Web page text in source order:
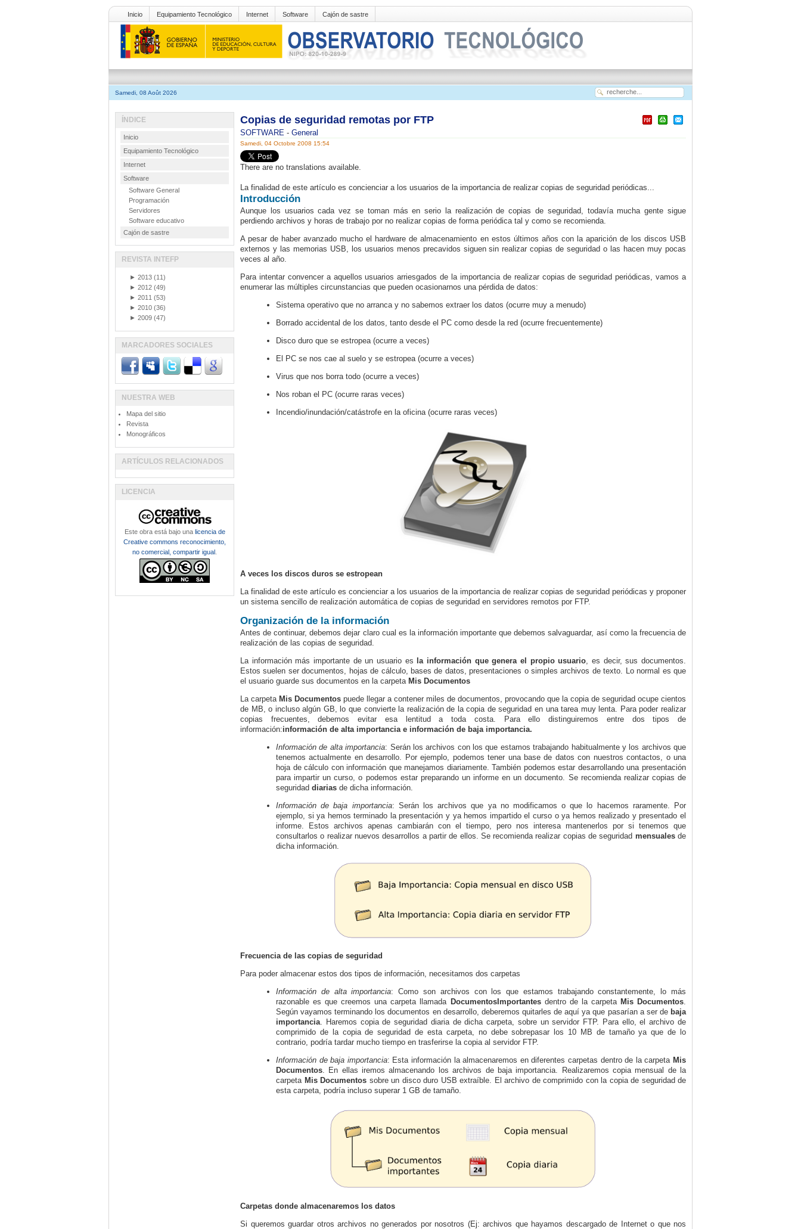
Inicio Equipamiento Tecnológico Internet Software Cajón de sastre
Samedi, 08 Août 2026
Copias de seguridad remotas por FTP
SOFTWARE - General
Samedi, 04 Octobre 2008 15:54
There are no translations available.
La finalidad de este artículo es concienciar a los usuarios de la importancia de realizar copias de seguridad periódicas...
Introducción
Aunque los usuarios cada vez se toman más en serio la realización de copias de seguridad, todavía mucha gente sigue
perdiendo archivos y horas de trabajo por no realizar copias de forma periódica tal y como se recomienda.
A pesar de haber avanzado mucho el hardware de almacenamiento en estos últimos años con la aparición de los discos USB
externos y las memorias USB, los usuarios menos precavidos siguen sin realizar copias de seguridad o las hacen muy pocas
veces al año.
Para intentar convencer a aquellos usuarios arriesgados de la importancia de realizar copias de seguridad periódicas, vamos a
enumerar las múltiples circunstancias que pueden ocasionarnos una pérdida de datos:
Sistema operativo que no arranca y no sabemos extraer los datos (ocurre muy a menudo)
Borrado accidental de los datos, tanto desde el PC como desde la red (ocurre frecuentemente)
Disco duro que se estropea (ocurre a veces)
El PC se nos cae al suelo y se estropea (ocurre a veces)
Virus que nos borra todo (ocurre a veces)
Nos roban el PC (ocurre raras veces)
Incendio/inundación/catástrofe en la oficina (ocurre raras veces)
A veces los discos duros se estropean
La finalidad de este artículo es concienciar a los usuarios de la importancia de realizar copias de seguridad periódicas y proponer
un sistema sencillo de realización automática de copias de seguridad en servidores remotos por FTP.
Organización de la información
Antes de continuar, debemos dejar claro cual es la información importante que debemos salvaguardar, así como la frecuencia de
realización de las copias de seguridad.
La información más importante de un usuario es
la información que genera el propio usuario, es decir, sus documentos.
Estos suelen ser documentos, hojas de cálculo, bases de datos, presentaciones o simples archivos de texto. Lo normal es que
el usuario guarde sus documentos en la carpeta Mis Documentos
La carpeta Mis Documentos puede llegar a contener miles de documentos, provocando que la copia de seguridad ocupe cientos
de MB, o incluso algún GB, lo que convierte la realización de la copia de seguridad en una tarea muy lenta. Para poder realizar
copias frecuentes, debemos evitar esa lentitud a toda costa. Para ello distinguiremos entre dos tipos de
información:información de altaimportancia e información de bajaimportancia.
Información de alta importancia: Serán los archivos con los que estamos trabajando habitualmente y los archivos que
tenemos actualmente en desarrollo. Por ejemplo, podemos tener una base de datos con nuestros contactos, o una
hoja de cálculo con información que manejamos diariamente. También podemos estar desarrollando una presentación
para impartir un curso, o podemos estar preparando un informe en un documento. Se recomienda realizar copias de
seguridad diarias de dicha información.
Información de baja importancia: Serán los archivos que ya no modificamos o que lo hacemos raramente. Por
ejemplo, si ya hemos terminado la presentación y ya hemos impartido el curso o ya hemos realizado y presentado el
informe. Estos archivos apenas cambiarán con el tiempo, pero nos interesa mantenerlos por si tenemos que
consultarlos o realizar nuevos desarrollos a partir de ellos. Se recomienda realizar copias de seguridad mensualesde
dicha información.
Frecuencia de las copias de seguridad
Para poder almacenar estos dos tipos de información, necesitamos dos carpetas
Información de alta importancia: Como son archivos con los que estamos trabajando constantemente, lo más
razonable es que creemos una carpeta llamada DocumentosImportantesdentro de la carpeta Mis Documentos.
Según vayamos terminando los documentos en desarrollo, deberemos quitarles de aquí ya que pasarían a ser de baja
importancia. Haremos copia de seguridad diaria de dicha carpeta, sobre un servidor FTP. Para ello, el archivo de
comprimido de la copia de seguridad de esta carpeta, no debe sobrepasar los 10 MB de tamaño ya que de lo
contrario, podría tardar mucho tiempo en trasferirse la copia al servidor FTP.
Información de baja importancia: Esta información la almacenaremos en diferentes carpetas dentro de la carpeta Mis
Documentos. En ellas iremos almacenando los archivos de baja importancia. Realizaremos copia mensual de la
carpeta Mis Documentos sobre un disco duro USB extraíble. El archivo de comprimido con la copia de seguridad de
esta carpeta, podría incluso superar 1 GB de tamaño.
Carpetas donde almacenaremos los datos
Si queremos guardar otros archivos no generados por nosotros (Ej: archivos que hayamos descargado de Internet o que nos
ÍNDICE
Inicio
Equipamiento Tecnológico
Internet
Software
Software General
Programación
Servidores
Software educativo
Cajón de sastre
REVISTA INTEFP
► 2013 (11)
► 2012 (49)
► 2011 (53)
► 2010 (36)
► 2009 (47)
MARCADORES SOCIALES
NUESTRA WEB
Mapa del sitio
Revista
Monográficos
ARTÍCULOS RELACIONADOS
LICENCIA
Este obra está bajo una licencia de
Creative commons reconocimiento,
no comercial, compartir igual